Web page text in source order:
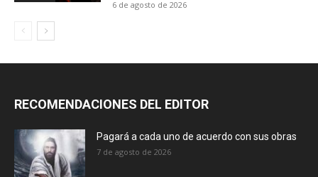
6 de agosto de 2026
RECOMENDACIONES DEL EDITOR
Pagará a cada uno de acuerdo con sus obras
7 de agosto de 2026